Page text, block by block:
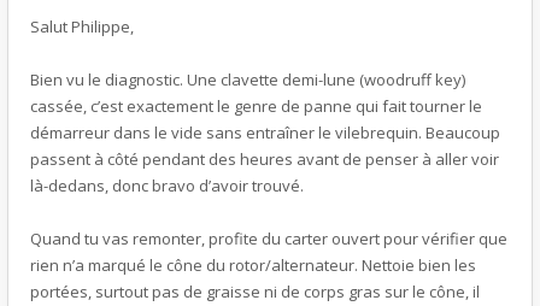
Salut Philippe,
Bien vu le diagnostic. Une clavette demi-lune (woodruff key)
cassée, c’est exactement le genre de panne qui fait tourner le
démarreur dans le vide sans entraîner le vilebrequin. Beaucoup
passent à côté pendant des heures avant de penser à aller voir
là-dedans, donc bravo d’avoir trouvé.
Quand tu vas remonter, profite du carter ouvert pour vérifier que
rien n’a marqué le cône du rotor/alternateur. Nettoie bien les
portées, surtout pas de graisse ni de corps gras sur le cône, il